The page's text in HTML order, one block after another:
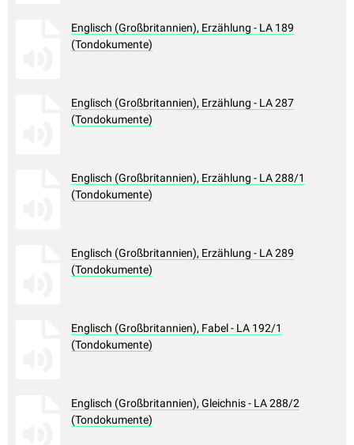
Englisch (Großbritannien), Erzählung - LA 189
(Tondokumente)
Englisch (Großbritannien), Erzählung - LA 287
(Tondokumente)
Englisch (Großbritannien), Erzählung - LA 288/1
(Tondokumente)
Englisch (Großbritannien), Erzählung - LA 289
(Tondokumente)
Englisch (Großbritannien), Fabel - LA 192/1
(Tondokumente)
Englisch (Großbritannien), Gleichnis - LA 288/2
(Tondokumente)